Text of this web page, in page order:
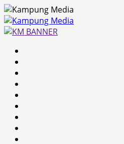
Skip
to
content
Primary
Menu